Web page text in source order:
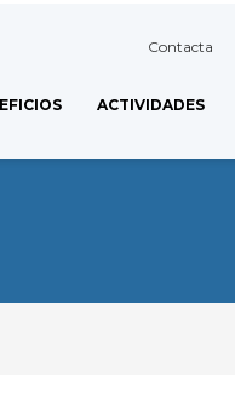
Contacta
ACTIVIDADES